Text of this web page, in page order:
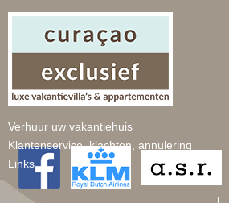
Verhuur uw vakantiehuis
Klantenservice, klachten, annulering
Links